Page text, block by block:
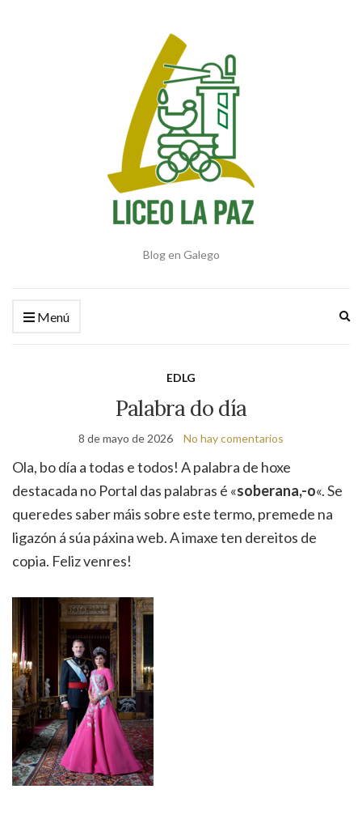
Blog en Galego
Menú
EDLG
Palabra do día
8 de mayo de 2026 No hay comentarios
Ola, bo día a todas e todos! A palabra de hoxe
destacada no Portal das palabras é «soberana,-o«. Se
queredes saber máis sobre este termo, premede na
ligazón á súa páxina web. A imaxe ten dereitos de
copia. Feliz venres!